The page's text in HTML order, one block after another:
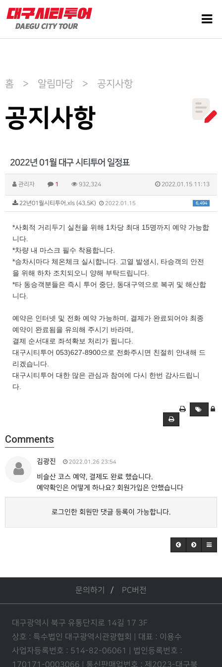
홈 > 알림마당 > 공지사항
공지사항
2022년 01월 대구 시티투어 일정표
관리자 1 932,324 2022.01.15 11:13
6,494
22년01월시티투어.xls (43.5K) 2022.01.15
*사회적 거리두기 실천을 위해 1차당 최대 15명까지 예약 가능합
니다.
*차량 내 마스크 필수 착용합니다.
*승차시마다 체온체크 실시합니다. 고열 발생시, 타승객의 안전
을 위해 하차 조치되오니 양해 부탁드립니다.
*타 동승객분들은 즉시 투어 중단, 동대구역으로 복귀 및 해산합
니다.
예약은 인터넷 및 전화 예약 가능하며, 결제가 완료되어야 최종
예약이 완료됨을 유의해 주시기 바라며,
결제 순서대로 좌석확보 처리가 됩니다.
대구시티투어 053)627-8900으로 전화주시면 친절히 안내해 드
리겠습니다.
대구시티투어 대한 많은 관심과 참여에 다시 한번 감사드립니
다.
Comments
김광진 2022.01.26 23:54
비슬산 코스 예약, 결제도 완료 했습니다.
예약확인은 어떻게 하나요? 회원가입은 안했습니다
로그인한 회원만 댓글 등록이 가능합니다.
문의하기 PC버전
대구광역시 북구 유통단지로 14길 17 3F
상호 : 특수법인 대구광역시관광협회 | 대표 : 이용수
사업자등록번호 : 514-82-06061 | 법인등록번호 :
170171-0003066 | 통신판매업번호 : 제2023-대구북